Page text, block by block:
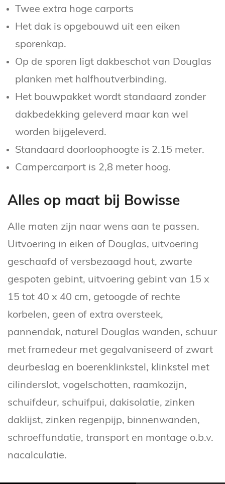
Twee extra hoge carports
Het dak is opgebouwd uit een eiken
sporenkap.
Op de sporen ligt dakbeschot van Douglas
planken met halfhoutverbinding.
Het bouwpakket wordt standaard zonder
dakbedekking geleverd maar kan wel
worden bijgeleverd.
Standaard doorloophoogte is 2.15 meter.
Campercarport is 2,8 meter hoog.
Alles op maat bij Bowisse
Alle maten zijn naar wens aan te passen.
Uitvoering in eiken of Douglas, uitvoering
geschaafd of versbezaagd hout, zwarte
gespoten gebint, uitvoering gebint van 15 x
15 tot 40 x 40 cm, getoogde of rechte
korbelen, geen of extra oversteek,
pannendak, naturel Douglas wanden, schuur
met framedeur met gegalvaniseerd of zwart
deurbeslag en boerenklinkstel, klinkstel met
cilinderslot, vogelschotten, raamkozijn,
schuifdeur, schuifpui, dakisolatie, zinken
daklijst, zinken regenpijp, binnenwanden,
schroeffundatie, transport en montage o.b.v.
nacalculatie.